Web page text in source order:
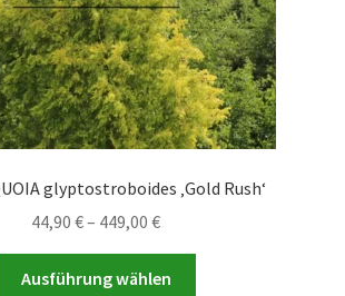
glyptostroboides ‚Gold Rush‘
44,90 €– 449,00 €Preisspanne:
44,90 €
bis
Ausführung wählen